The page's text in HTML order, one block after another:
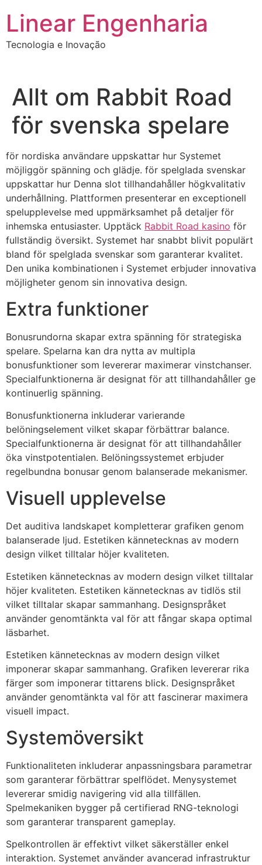
conteúdo
Linear Engenharia
Tecnologia e Inovação
Allt om Rabbit Road
för svenska spelare
för nordiska användare uppskattar hur Systemet
möjliggör spänning och glädje. för spelglada svenskar
uppskattar hur Denna slot tillhandahåller högkvalitativ
underhållning. Plattformen presenterar en exceptionell
spelupplevelse med uppmärksamhet på detaljer för
inhemska entusiaster. Upptäck Rabbit Road kasino för
fullständig översikt. Systemet har snabbt blivit populärt
bland för spelglada svenskar som garanterar kvalitet.
Den unika kombinationen i Systemet erbjuder innovativa
möjligheter genom sin innovativa design.
Extra funktioner
Bonusrundorna skapar extra spänning för strategiska
spelare. Spelarna kan dra nytta av multipla
bonusfunktioner som levererar maximerar vinstchanser.
Specialfunktionerna är designat för att tillhandahåller ge
kontinuerlig spänning.
Bonusfunktionerna inkluderar varierande
belöningselement vilket skapar förbättrar balance.
Specialfunktionerna är designat för att tillhandahåller
öka vinstpotentialen. Belöningssystemet erbjuder
regelbundna bonusar genom balanserade mekanismer.
Visuell upplevelse
Det auditiva landskapet kompletterar grafiken genom
balanserade ljud. Estetiken kännetecknas av modern
design vilket tilltalar höjer kvaliteten.
Estetiken kännetecknas av modern design vilket tilltalar
höjer kvaliteten. Estetiken kännetecknas av tidlös stil
vilket tilltalar skapar sammanhang. Designspråket
använder genomtänkta val för att fångar skapa optimal
läsbarhet.
Estetiken kännetecknas av modern design vilket
imponerar skapar sammanhang. Grafiken levererar rika
färger som imponerar tittarens blick. Designspråket
använder genomtänkta val för att fascinerar maximera
visuell impact.
Systemöversikt
Funktionaliteten inkluderar anpassningsbara parametrar
som garanterar förbättrar spelflödet. Menysystemet
levererar smidig navigering vid alla tillfällen.
Spelmekaniken bygger på certifierad RNG-teknologi
som garanterar transparent gameplay.
Spelkontrollen är effektivt vilket säkerställer enkel
interaktion. Systemet använder avancerad infrastruktur